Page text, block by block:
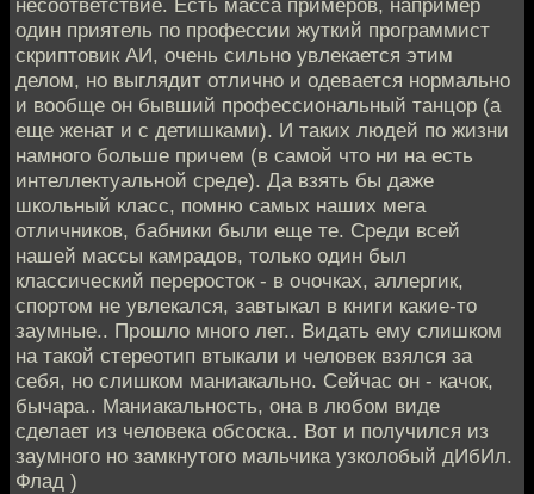
один приятель по профессии жуткий программист
скриптовик АИ, очень сильно увлекается этим
делом, но выглядит отлично и одевается нормально
и вообще он бывший профессиональный танцор (а
еще женат и с детишками). И таких людей по жизни
намного больше причем (в самой что ни на есть
интеллектуальной среде). Да взять бы даже
школьный класс, помню самых наших мега
отличников, бабники были еще те. Среди всей
нашей массы камрадов, только один был
классический переросток - в очочках, аллергик,
спортом не увлекался, завтыкал в книги какие-то
заумные.. Прошло много лет.. Видать ему слишком
на такой стереотип втыкали и человек взялся за
себя, но слишком маниакально. Сейчас он - качок,
бычара.. Маниакальность, она в любом виде
сделает из человека обсоска.. Вот и получился из
заумного но замкнутого мальчика узколобый дИбИл.
Флад )